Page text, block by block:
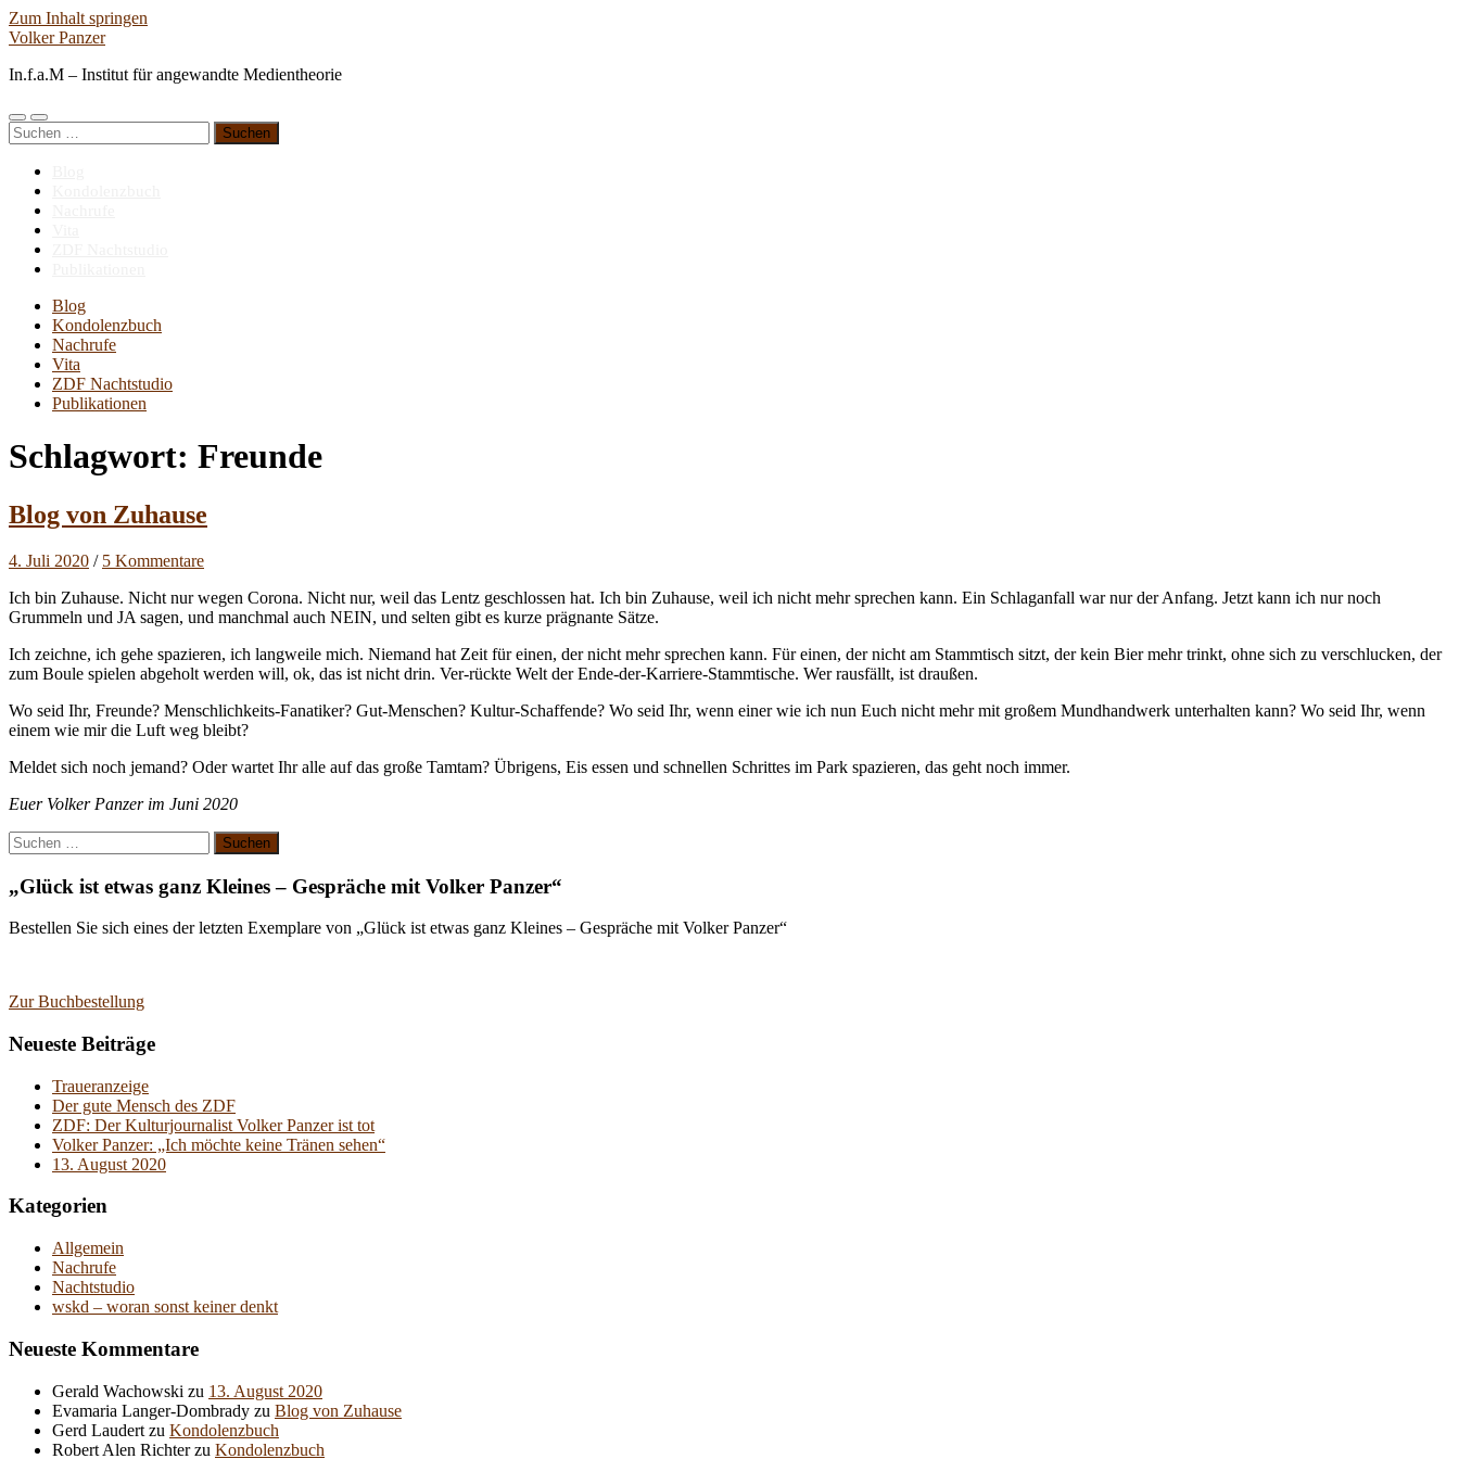
Zum Inhalt springen
Volker Panzer
In.f.a.M – Institut für angewandte Medientheorie
Mobile-
Menü
Suchfeld
ein-/ausblenden
Suchen
nach:
Blog
Kondolenzbuch
Nachrufe
Vita
ZDF Nachtstudio
Publikationen
Schlagwort: Freunde
Blog von Zuhause
4. Juli 2020 / 5 Kommentare
Ich bin Zuhause. Nicht nur wegen Corona. Nicht nur, weil das Lentz geschlossen hat. Ich bin Zuhause, weil ich nicht mehr sprechen kann. Ein Schlaganfall war nur der Anfang. Jetzt kann ich nur noch
Grummeln und JA sagen, und manchmal auch NEIN, und selten gibt es kurze prägnante Sätze.
Ich zeichne, ich gehe spazieren, ich langweile mich. Niemand hat Zeit für einen, der nicht mehr sprechen kann. Für einen, der nicht am Stammtisch sitzt, der kein Bier mehr trinkt, ohne sich zu verschlucken, der
zum Boule spielen abgeholt werden will, ok, das ist nicht drin. Ver-rückte Welt der Ende-der-Karriere-Stammtische. Wer rausfällt, ist draußen.
Wo seid Ihr, Freunde? Menschlichkeits-Fanatiker? Gut-Menschen? Kultur-Schaffende? Wo seid Ihr, wenn einer wie ich nun Euch nicht mehr mit großem Mundhandwerk unterhalten kann? Wo seid Ihr, wenn
einem wie mir die Luft weg bleibt?
Meldet sich noch jemand? Oder wartet Ihr alle auf das große Tamtam? Übrigens, Eis essen und schnellen Schrittes im Park spazieren, das geht noch immer.
Euer Volker Panzer im Juni 2020
Suchen
nach:
„Glück ist etwas ganz Kleines – Gespräche mit Volker Panzer“
Bestellen Sie sich eines der letzten Exemplare von „Glück ist etwas ganz Kleines – Gespräche mit Volker Panzer“
Zur Buchbestellung
Neueste Beiträge
Traueranzeige
Der gute Mensch des ZDF
ZDF: Der Kulturjournalist Volker Panzer ist tot
Volker Panzer: „Ich möchte keine Tränen sehen“
13. August 2020
Kategorien
Allgemein
Nachrufe
Nachtstudio
wskd – woran sonst keiner denkt
Neueste Kommentare
Gerald Wachowski zu 13. August 2020
Evamaria Langer-Dombrady zu Blog von Zuhause
Gerd Laudert zu Kondolenzbuch
Robert Alen Richterzu Kondolenzbuch